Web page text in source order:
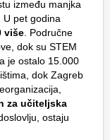
između manjka
U pet godina
više . Područne
dok su STEM
je ostalo 15.000
dok Zagreb
za učiteljska
ostaju